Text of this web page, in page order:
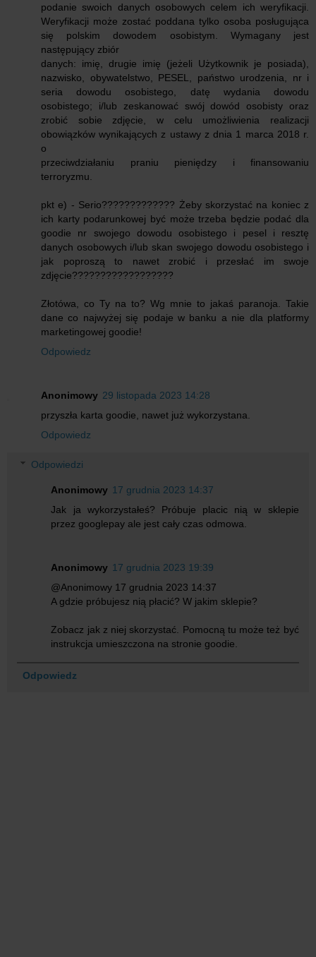
podanie swoich danych osobowych celem ich weryfikacji.
Weryfikacji może zostać poddana tylko osoba posługująca
się polskim dowodem osobistym. Wymagany jest
następujący zbiór
danych: imię, drugie imię (jeżeli Użytkownik je posiada),
nazwisko, obywatelstwo, PESEL, państwo urodzenia, nr i
seria dowodu osobistego, datę wydania dowodu
osobistego; i/lub zeskanować swój dowód osobisty oraz
zrobić sobie zdjęcie, w celu umożliwienia realizacji
obowiązków wynikających z ustawy z dnia 1 marca 2018 r.
o
przeciwdziałaniu praniu pieniędzy i finansowaniu
terroryzmu.
pkt e) - Serio????????????? Żeby skorzystać na koniec z
ich karty podarunkowej być może trzeba będzie podać dla
goodie nr swojego dowodu osobistego i pesel i resztę
danych osobowych i/lub skan swojego dowodu osobistego i
jak poproszą to nawet zrobić i przesłać im swoje
zdjęcie??????????????????
Złotówa, co Ty na to? Wg mnie to jakaś paranoja. Takie
dane co najwyżej się podaje w banku a nie dla platformy
marketingowej goodie!
Odpowiedz
Anonimowy 29 listopada 2023 14:28
przyszła karta goodie, nawet już wykorzystana.
Odpowiedz
Odpowiedzi
Anonimowy 17 grudnia 2023 14:37
Jak ja wykorzystałeś? Próbuje placic nią w sklepie
przez googlepay ale jest cały czas odmowa.
Anonimowy 17 grudnia 2023 19:39
@Anonimowy 17 grudnia 2023 14:37
A gdzie próbujesz nią płacić? W jakim sklepie?
Zobacz jak z niej skorzystać. Pomocną tu może też być
instrukcja umieszczona na stronie goodie.
Odpowiedz